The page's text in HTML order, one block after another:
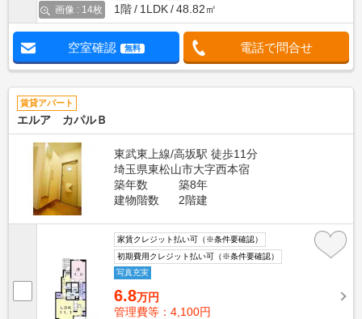
画像 : 14枚
1階
1LDK 48.82㎡
空室確認 無料 電話で問合せ
賃貸アパート
エルア カパルＢ
東武東上線/高坂駅 徒歩11分
埼玉県東松山市大字西本宿
築年数
築8年
建物階数
2階建
家賃クレジット払い可（※条件要確認）
初期費用クレジット払い可（※条件要確認）
写真充実
6.8万円
管理費等：4,100円